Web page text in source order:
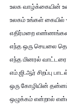
உலக வாழ்க்கையின்
உலகம் உங்கள் கையில்
எதிர்மறை
எந்த ஒரு செயலை
எந்த மினரல் வாட்டரை
எம்.ஜி.ஆர் சிறப்பு
ஒரு கோழியின்
ஒழுக்கம் என்றால்